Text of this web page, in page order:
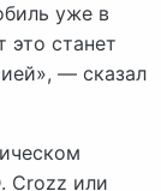
уже в
станет
— сказал
Crozz или